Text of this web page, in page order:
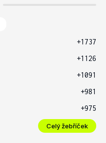
+1737
+1126
+1091
+981
+975
Celý žebříček